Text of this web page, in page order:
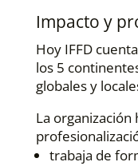
Impacto y
Hoy IFFD
los 5
globales y
La organización
trabaja de